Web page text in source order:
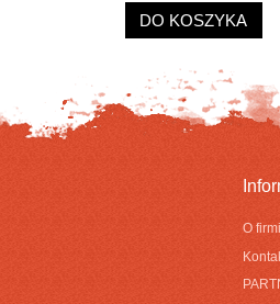
DO KOSZYKA
O